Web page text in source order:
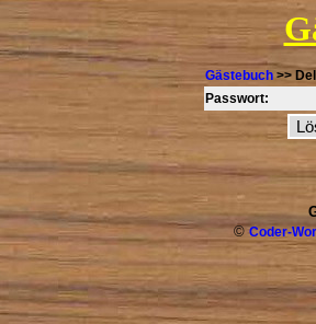
Gästebuch >>
Passwort:
©Coder-